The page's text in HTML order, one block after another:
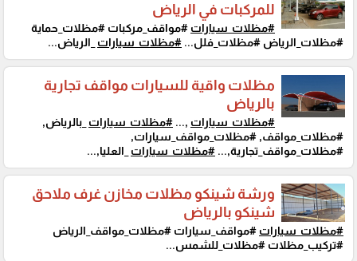
للمركبات في الرياض
#مظلات_سيارات #مواقف_مركبات #مظلات_حماية
#مظلات_الرياض #مظلات_فلل... #مظلات_سيارات _الرياض...
مظلات واقية للسيارات مواقف تجارية
بالرياض
#مظلات_سيارات ,... #مظلات_سيارات _بالرياض,
#مظلات_مواقف, #مظلات_مواقف_سيارات,
#مظلات_مواقف_تجارية,... #مظلات_سيارات _العليا,...
ورشة شينكو مظلات مخازن غرف ملاحق
شينكو بالرياض
#مظلات_سيارات #مواقف_سيارات #مظلات_مواقف_الرياض
#تركيب_مظلات #مظلات_للشمس...